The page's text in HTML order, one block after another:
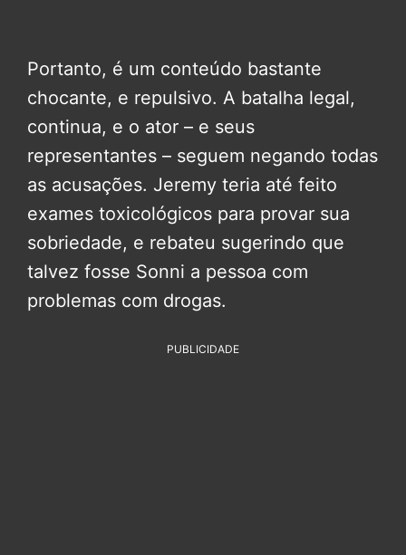
Portanto, é um conteúdo bastante
chocante, e repulsivo. A batalha legal,
continua, e o ator – e seus
representantes – seguem negando todas
as acusações. Jeremy teria até feito
exames toxicológicos para provar sua
sobriedade, e rebateu sugerindo que
talvez fosse Sonni a pessoa com
problemas com drogas.
PUBLICIDADE